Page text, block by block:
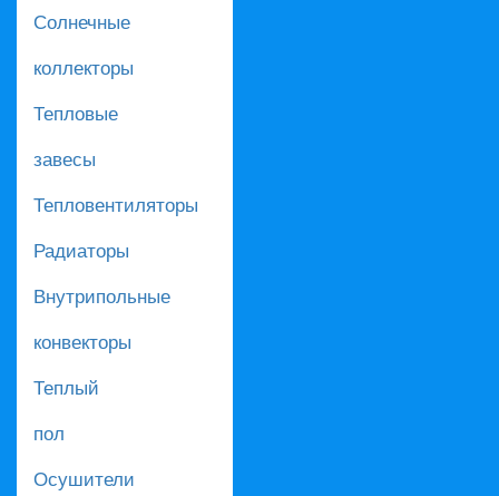
Солнечные
коллекторы
Тепловые
завесы
Тепловентиляторы
Радиаторы
Внутрипольные
конвекторы
Теплый
пол
Осушители